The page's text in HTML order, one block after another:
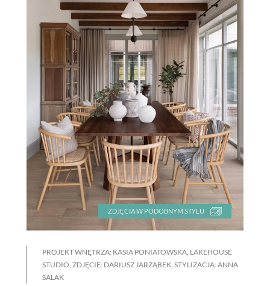
ZDJĘCIA W PODOBNYM STYLU
PROJEKT WNĘTRZA: KASIA PONIATOWSKA, LAKEHOUSE
STUDIO, ZDJĘCIE: DARIUSZ JARZĄBEK, STYLIZACJA: ANNA
SALAK